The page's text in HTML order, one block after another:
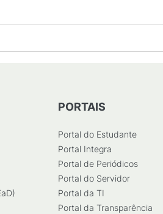
PORTAIS
Portal do Estudante
Portal Integra
Portal de Periódicos
Portal do Servidor
Portal da TI
Portal da Transparência